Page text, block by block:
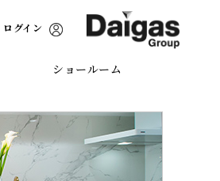
ログイン
ショールーム